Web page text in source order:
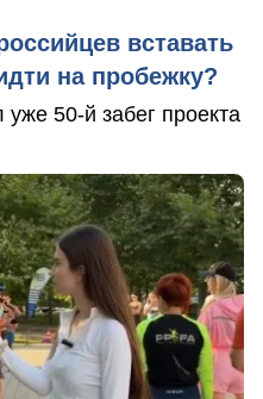
вставать
на пробежку?
50-й забег проекта